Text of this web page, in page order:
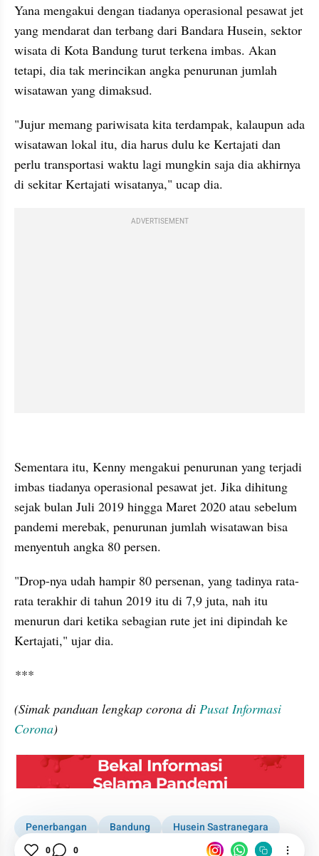
Yana mengakui dengan tiadanya operasional pesawat jet
yang mendarat dan terbang dari Bandara Husein, sektor
wisata di Kota Bandung turut terkena imbas. Akan
tetapi, dia tak merincikan angka penurunan jumlah
wisatawan yang dimaksud.
"Jujur memang pariwisata kita terdampak, kalaupun ada
wisatawan lokal itu, dia harus dulu ke Kertajati dan
perlu transportasi waktu lagi mungkin saja dia akhirnya
di sekitar Kertajati wisatanya," ucap dia.
ADVERTISEMENT
Sementara itu, Kenny mengakui penurunan yang terjadi
imbas tiadanya operasional pesawat jet. Jika dihitung
sejak bulan Juli 2019 hingga Maret 2020 atau sebelum
pandemi merebak, penurunan jumlah wisatawan bisa
menyentuh angka 80 persen.
"Drop-nya udah hampir 80 persenan, yang tadinya rata-
rata terakhir di tahun 2019 itu di 7,9 juta, nah itu
menurun dari ketika sebagian rute jet ini dipindah ke
Kertajati," ujar dia.
***
(Simak panduan lengkap corona di Pusat Informasi
Corona
embed from external kumparan
Penerbangan Bandung
Husein Sastranegara
Bandara
0 0